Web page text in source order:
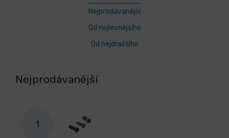
Nejprodávanější
Od nejlevnějšího
Od nejdražšího
Nejprodávanější
1